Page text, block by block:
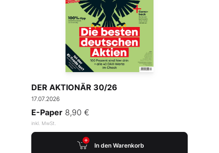
DER AKTIONÄR 30/26
17.07.2026
E-Paper 8,90 €
inkl. MwSt.
In den Warenkorb